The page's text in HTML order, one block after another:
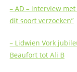
– AD – interview met
dit soort verzoeken”
– Lidwien Vork
Beaufort tot Ali B